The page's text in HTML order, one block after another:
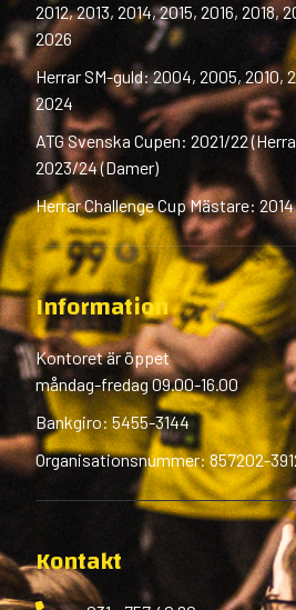
2012, 2013, 2014, 2015, 2016, 2018,
2026
Herrar SM-guld: 2004, 2005, 2010,
2024
ATG Svenska Cupen: 2021/22
2023/24 (Damer)
Herrar Challenge Cup Mästare: 2014
Information
Kontoret är öppet
måndag-fredag 09.00-16.00
Bankgiro: 5455-3144
Organisationsnummer: 857202-
Kontakt